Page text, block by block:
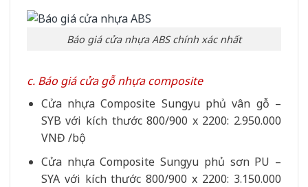
Báo giá cửa nhựa ABS chính xác nhất
c. Báo giá cửa gỗ nhựa composite
Cửa nhựa Composite Sungyu phủ vân gỗ –
SYB với kích thước 800/900 x 2200: 2.950.000
VNĐ /bộ
Cửa nhựa Composite Sungyu phủ sơn PU –
SYA với kích thước 800/900 x 2200: 3.150.000